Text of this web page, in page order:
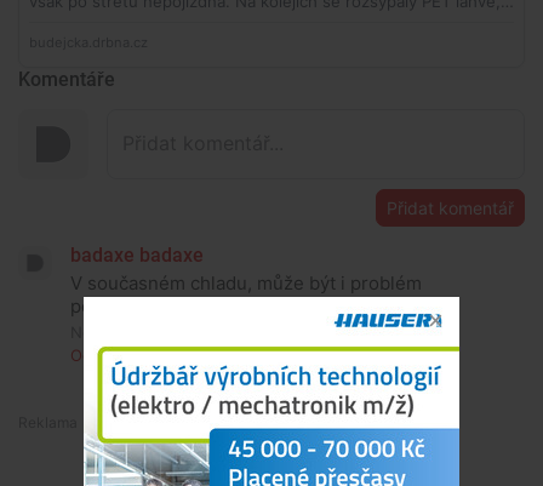
Komentáře
Přidat komentář
badaxe badaxe
V současném chladu, může být i problém
poznat, že jde o muže :-)
Odpovědět
Premium